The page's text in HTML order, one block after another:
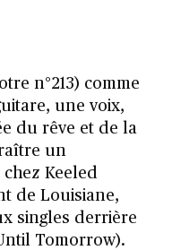
n°213) comme
une voix,
du rêve et de la
un
Keeled
de Louisiane,
singles derrière
Tomorrow).